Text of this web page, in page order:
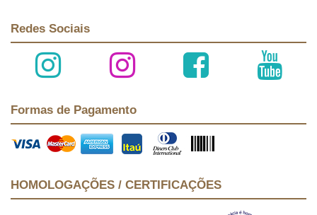
Redes Sociais
Formas de Pagamento
HOMOLOGAÇÕES / CERTIFICAÇÕES